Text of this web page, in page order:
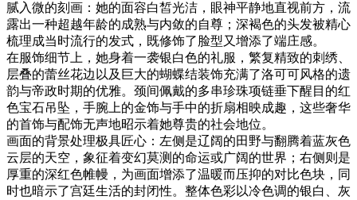
腻入微的刻画：她的面容白皙光洁，眼神平静地直视前方，流
露出一种超越年龄的成熟与内敛的自尊；深褐色的头发被精心
梳理成当时流行的发式，既修饰了脸型又增添了端庄感。
在服饰细节上，她身着一袭银白色的礼服，繁复精致的刺绣、
层叠的蕾丝花边以及巨大的蝴蝶结装饰充满了洛可可风格的遗
韵与帝政时期的优雅。颈间佩戴的多串珍珠项链垂下醒目的红
色宝石吊坠，手腕上的金饰与手中的折扇相映成趣，这些奢华
的首饰与配饰无声地昭示着她尊贵的社会地位。
画面的背景处理极具匠心：左侧是辽阔的田野与翻腾着蓝灰色
云层的天空，象征着变幻莫测的命运或广阔的世界；右侧则是
厚重的深红色帷幔，为画面增添了温暖而压抑的对比色块，同
时也暗示了宫廷生活的封闭性。整体色彩以冷色调的银白、灰